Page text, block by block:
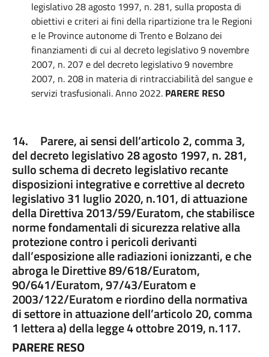
legislativo 28 agosto 1997, n. 281, sulla proposta di
obiettivi e criteri ai fini della ripartizione tra le Regioni
e le Province autonome di Trento e Bolzano dei
finanziamenti di cui al decreto legislativo 9 novembre
2007, n. 207 e del decreto legislativo 9 novembre
2007, n. 208 in materia di rintracciabilità del sangue e
servizi trasfusionali. Anno 2022. PARERE RESO
14. Parere, ai sensi dell’articolo 2, comma 3,
del decreto legislativo 28 agosto 1997, n. 281,
sullo schema di decreto legislativo recante
disposizioni integrative e correttive al decreto
legislativo 31 luglio 2020, n.101, di attuazione
della Direttiva 2013/59/Euratom, che stabilisce
norme fondamentali di sicurezza relative alla
protezione contro i pericoli derivanti
dall’esposizione alle radiazioni ionizzanti, e che
abroga le Direttive 89/618/Euratom,
90/641/Euratom, 97/43/Euratom e
2003/122/Euratom e riordino della normativa
di settore in attuazione dell’articolo 20, comma
1 lettera a) della legge 4 ottobre 2019, n.117.
PARERE RESO